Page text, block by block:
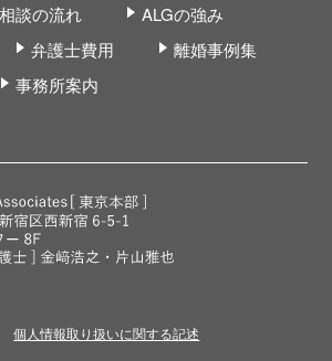
談の流れ
ALGの強み
弁護士費用
離婚事例集
事務所案内
個人情報取り扱いに関する記述